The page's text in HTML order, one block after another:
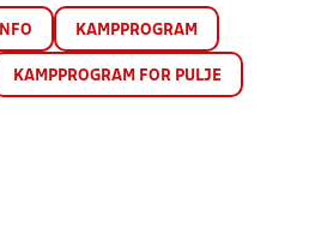
INFO KAMPPROGRAM
KAMPPROGRAM FOR PULJE